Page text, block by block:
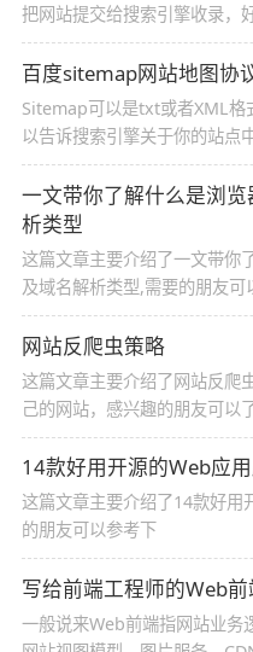
把网站提交给搜索引擎收录，
站，从而为网站带来流量，然
引擎提交入口都是国内的搜索
烦。
百度sitemap网站地图协
Sitemap可以是txt或者XML格
以告诉搜索引擎关于你的站点
信息，帮助搜索引擎更好的认
Sitemap（站点地图）文件会
站。
一文带你了解什么是浏
析类型
这篇文章主要介绍了一文带你
及域名解析类型,需要的朋友可
网站反爬虫策略
这篇文章主要介绍了网站反爬
己的网站，感兴趣的朋友可以
14款好用开源的Web应
这篇文章主要介绍了14款好用
的朋友可以参考下
写给前端工程师的Web
一般说来Web前端指网站业务